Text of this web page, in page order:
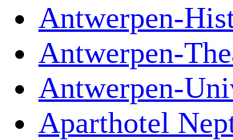
Antwerpen-
Antwerpen-
Antwerpen-
Aparthotel